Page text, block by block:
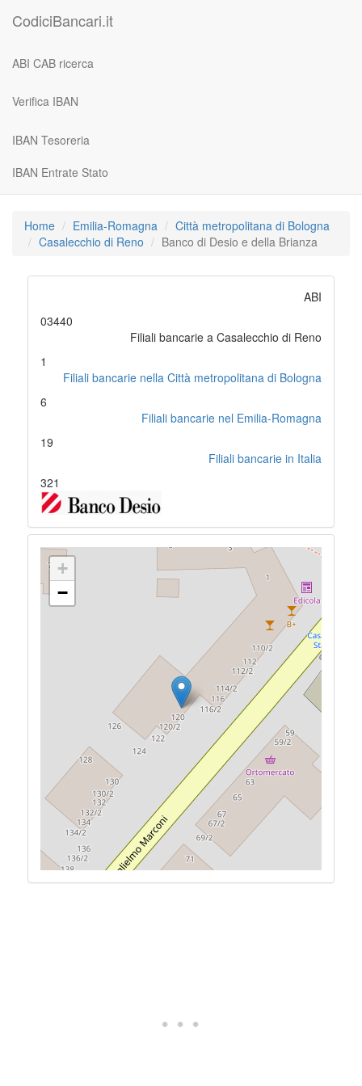
CodiciBancari.it
ABI CAB ricerca
Verifica IBAN
IBAN Tesoreria
IBAN Entrate Stato
Home Emilia-Romagna
Città metropolitana di Bologna
Casalecchio di Reno
Banco di Desio e della Brianza
ABI
03440
Filiali bancarie a Casalecchio di Reno
1
Filiali bancarie nella Città metropolitana di Bologna
6
Filiali bancarie nel Emilia-Romagna
19
Filiali bancarie in Italia
321
+
−